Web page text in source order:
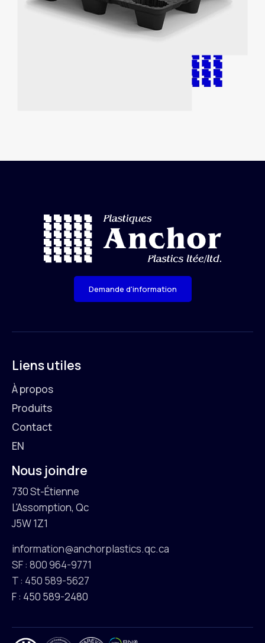
Demande d'information
Liens utiles
À propos
Produits
Contact
EN
Nous joindre
730 St-Étienne
L'Assomption, Qc
J5W 1Z1
information@anchorplastics.qc.ca
SF : 800 964-9771
T : 450 589-5627
F : 450 589-2480